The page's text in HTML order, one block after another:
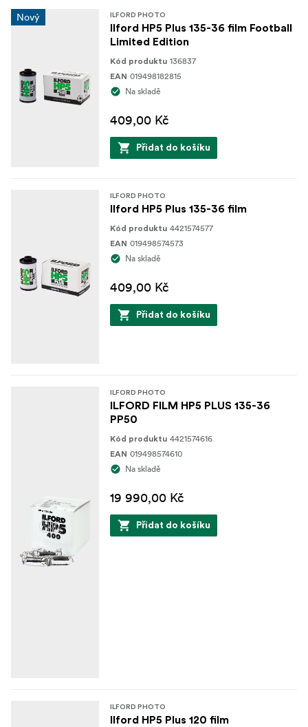
Nový ILFORD PHOTO
Ilford HP5 Plus 135-36 film Football
Limited Edition
Kód produktu 136837
EAN 019498182815
Na skladě
409,00 Kč
Přidat do košíku
ILFORD PHOTO
Ilford HP5 Plus 135-36 film
Kód produktu 4421574577
EAN 019498574573
Na skladě
409,00 Kč
Přidat do košíku
ILFORD PHOTO
ILFORD FILM HP5 PLUS 135-36
PP50
Kód produktu 4421574616
EAN 019498574610
Na skladě
19 990,00 Kč
Přidat do košíku
ILFORD PHOTO
Ilford HP5 Plus 120 film